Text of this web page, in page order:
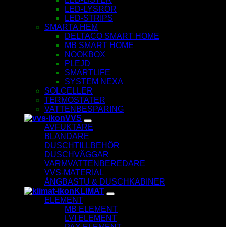
LED-LYSRÖR
LED-STRIPS
SMARTA HEM
DELTACO SMART HOME
MB SMART HOME
NOOKBOX
PLEJD
SMARTLIFE
SYSTEM NEXA
SOLCELLER
TERMOSTATER
VATTENBESPARING
VVS
AVFUKTARE
BLANDARE
DUSCHTILLBEHÖR
DUSCHVÄGGAR
VARMVATTENBEREDARE
VVS-MATERIAL
ÅNGBASTU & DUSCHKABINER
KLIMAT
ELEMENT
MB ELEMENT
LVI ELEMENT